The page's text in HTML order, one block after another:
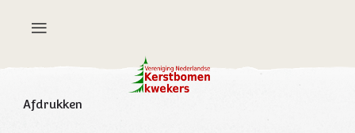
Afdrukken